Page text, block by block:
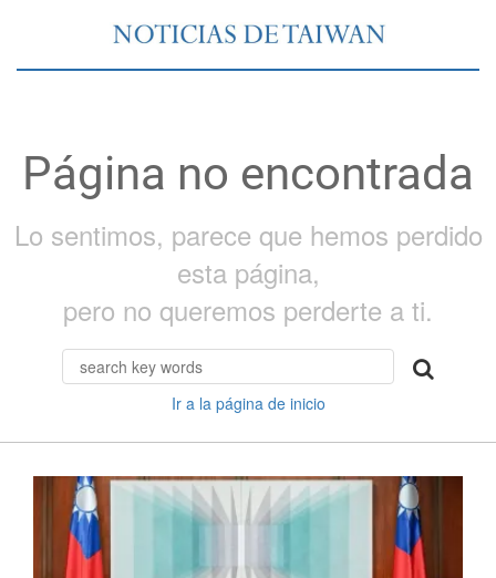
Página no encontrada
Lo sentimos, parece que hemos perdido
esta página,
pero no queremos perderte a ti.
Ir a la página de inicio